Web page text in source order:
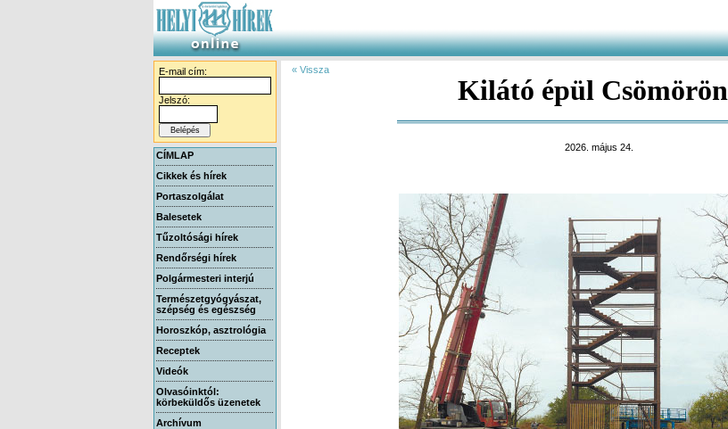
E-mail cím:
Jelszó:
CÍMLAP
Cikkek és hírek
Portaszolgálat
Balesetek
Tűzoltósági hírek
Rendőrségi hírek
Polgármesteri interjú
Természetgyógyászat,
szépség és egészség
Horoszkóp, asztrológia
Receptek
Videók
Olvasóinktól:
körbeküldős üzenetek
Archívum
« Vissza
Kilátó épül Csömörön
2026. május 24.